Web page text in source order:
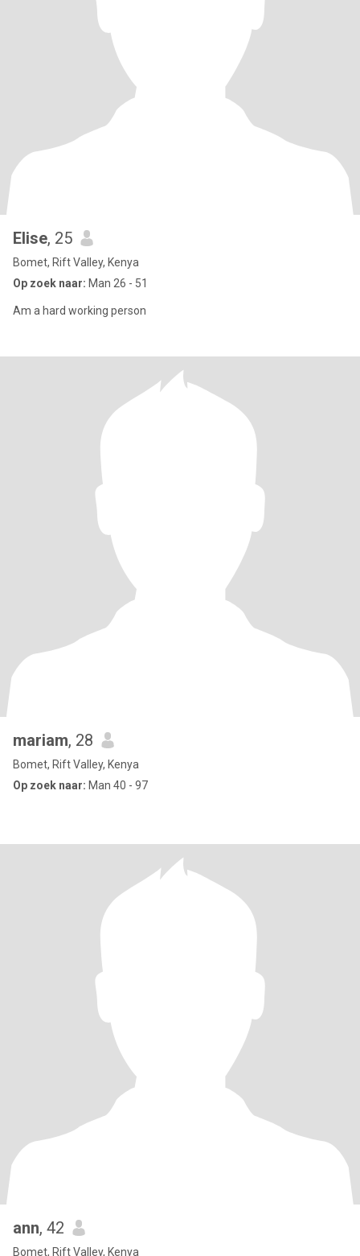
Elise, 25
Bomet, Rift Valley, Kenya
Op zoek naar: Man 26 - 51
Am a hard working person
mariam, 28
Bomet, Rift Valley, Kenya
Op zoek naar: Man 40 - 97
ann, 42
Bomet, Rift Valley, Kenya